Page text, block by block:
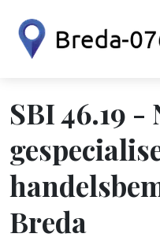
SBI 46.19 -
Breda